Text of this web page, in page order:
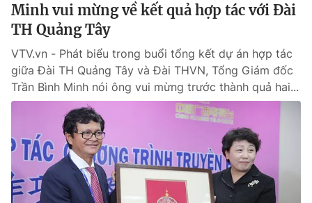
Minh vui mừng về kết quả hợp tác với Đài
TH Quảng Tây
VTV.vn - Phát biểu trong buổi tổng kết dự án hợp tác
giữa Đài TH Quảng Tây và Đài THVN, Tổng Giám đốc
Trần Bình Minh nói ông vui mừng trước thành quả hai...